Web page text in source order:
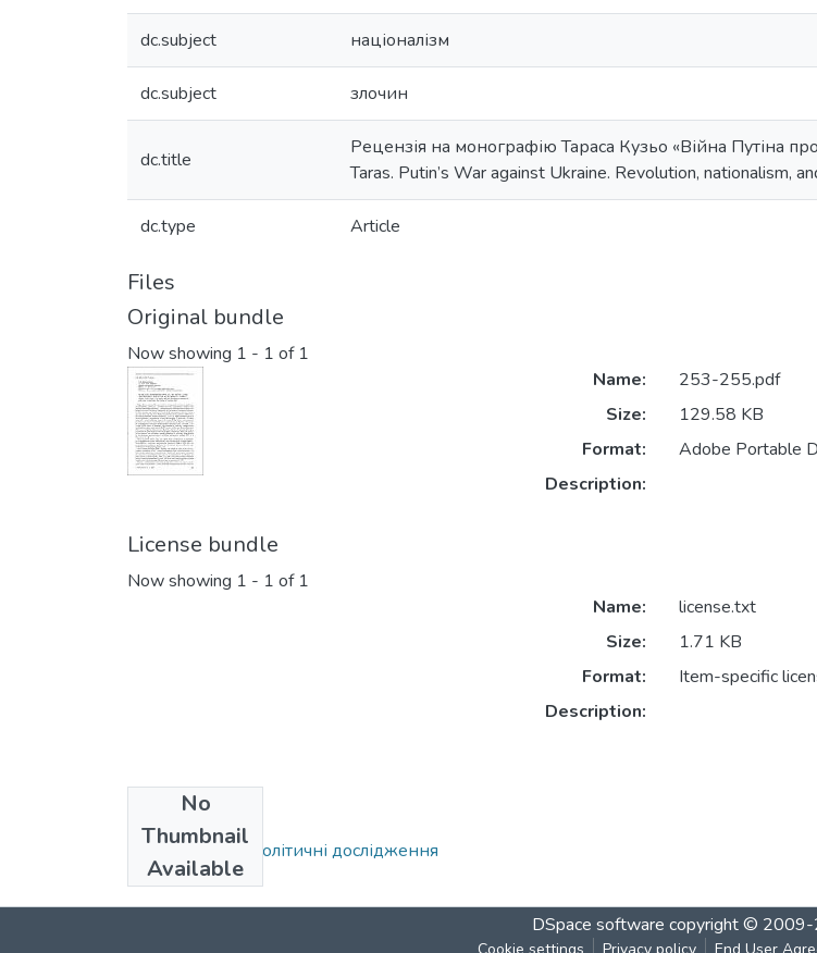
dc.subject націоналізм
dc.subject злочин
dc.title
Рецензія на монографію Тараса Кузьо «Війна Путіна
Taras. Putin’s War against Ukraine. Revolution, nationalism,
dc.type Article
Files
Original bundle
Now showing 1 - 1 of 1
Name:
253-255.pdf
Size:
129.58 KB
Format:
Adobe Portable
Description:
License bundle
Now showing 1 - 1 of 1
No
Thumbnail
Available
Name:
license.txt
Size:
1.71 KB
Format:
Item-specific
Description:
Collections
Міжнародні та політичні дослідження
DSpace software copyright ©